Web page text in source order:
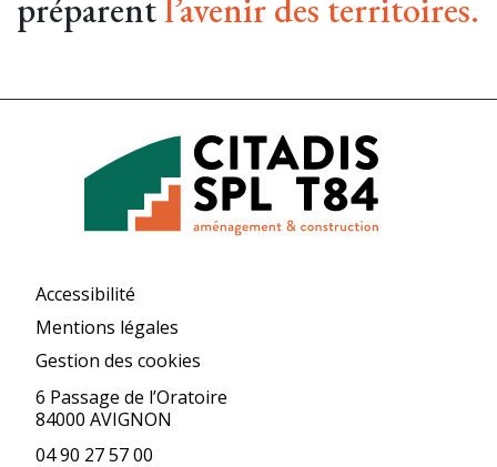
préparentl’avenir des territoires.
Accessibilité
Mentions légales
Gestion des cookies
6 Passage de l’Oratoire
84000 AVIGNON
04 90 27 57 00